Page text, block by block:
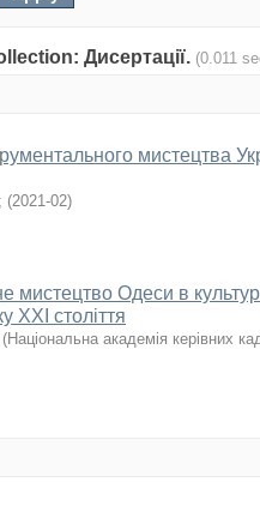
Дисертації. (0.011
мистецтва
; (2021-02)
мистецтво Одеси в
ХХІ століття
(Національна академія керівних